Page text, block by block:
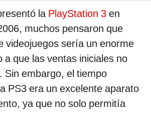
la PlayStation 3 en
muchos pensaron que
videojuegos sería un enorme
a que las ventas iniciales no
Sin embargo, el tiempo
PS3 era un excelente aparato
ya que no solo permitía